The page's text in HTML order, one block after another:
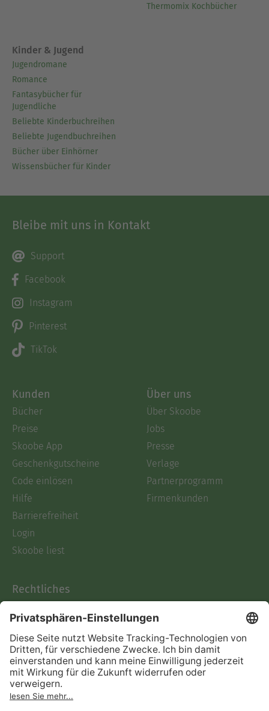
Thermomix Kochbücher
Kinder & Jugend
Jugendromane
Romance
Fantasybücher für
Jugendliche
Beliebte Kinderbuchreihen
Beliebte Jugendbuchreihen
Bücher über Einhörner
Wissensbücher für Kinder
Bleibe mit uns in Kontakt
Support
Facebook
Instagram
Pinterest
TikTok
Kunden
Bücher
Preise
Skoobe App
Geschenkgutscheine
Code einlösen
Hilfe
Barrierefreiheit
Login
Skoobe liest
Über uns
Über Skoobe
Jobs
Presse
Verlage
Partnerprogramm
Firmenkunden
Rechtliches
AGB
Informationen nach Data
Act
Verträge hier kündigen
Impressum